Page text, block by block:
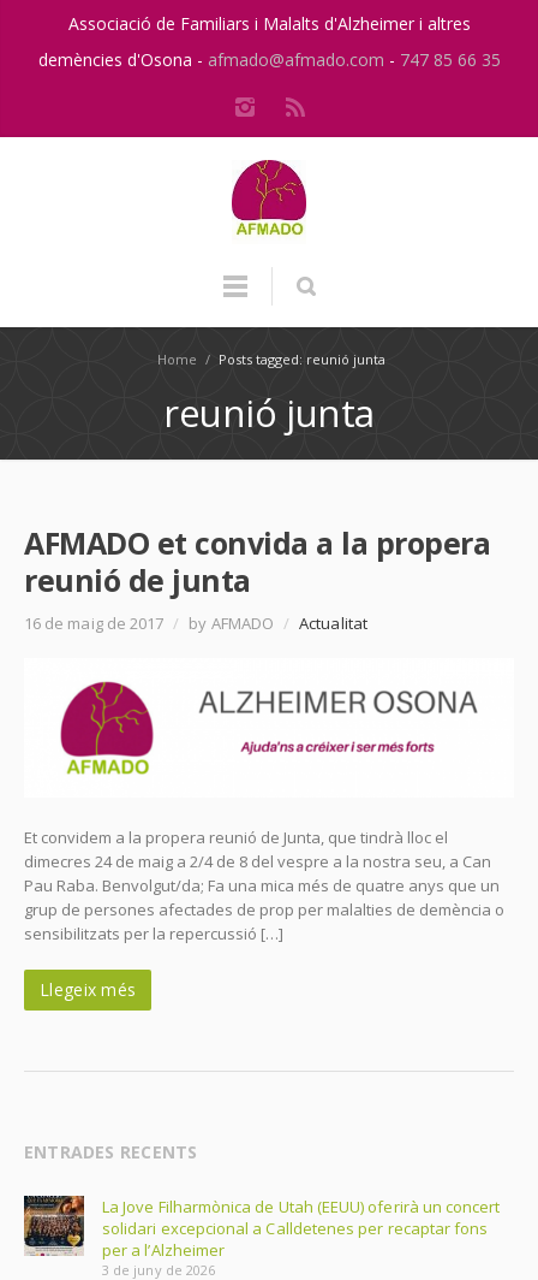
Associació de Familiars i Malalts d'Alzheimer i altres
demències d'Osona - afmado@afmado.com - 747 85 66 35
Home / Posts tagged: reunió junta
reunió junta
AFMADO et convida a la propera
reunió de junta
16 de maig de 2017 / by AFMADO / Actualitat
Et convidem a la propera reunió de Junta, que tindrà lloc el
dimecres 24 de maig a 2/4 de 8 del vespre a la nostra seu, a Can
Pau Raba. Benvolgut/da; Fa una mica més de quatre anys que un
grup de persones afectades de prop per malalties de demència o
sensibilitzats per la repercussió […]
Llegeix més
ENTRADES RECENTS
La Jove Filharmònica de Utah (EEUU) oferirà un concert
solidari excepcional a Calldetenes per recaptar fons
per a l’Alzheimer
3 de juny de 2026